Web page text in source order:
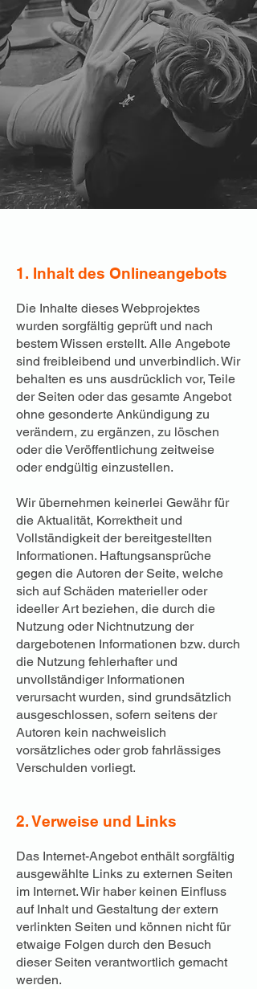
1. Inhalt des Onlineangebots
Die Inhalte dieses Webprojektes
wurden sorgfältig geprüft und nach
bestem Wissen erstellt. Alle Angebote
sind freibleibend und unverbindlich. Wir
behalten es uns ausdrücklich vor, Teile
der Seiten oder das gesamte Angebot
ohne gesonderte Ankündigung zu
verändern, zu ergänzen, zu löschen
oder die Veröffentlichung zeitweise
oder endgültig einzustellen.
Wir übernehmen keinerlei Gewähr für
die Aktualität, Korrektheit und
Vollständigkeit der bereitgestellten
Informationen. Haftungsansprüche
gegen die Autoren der Seite, welche
sich auf Schäden materieller oder
ideeller Art beziehen, die durch die
Nutzung oder Nichtnutzung der
dargebotenen Informationen bzw. durch
die Nutzung fehlerhafter und
unvollständiger Informationen
verursacht wurden, sind grundsätzlich
ausgeschlossen, sofern seitens der
Autoren kein nachweislich
vorsätzliches oder grob fahrlässiges
Verschulden vorliegt.
2. Verweise und Links
​Das Internet-Angebot enthält sorgfältig
ausgewählte Links zu externen Seiten
im Internet. Wir haber keinen Einfluss
auf Inhalt und Gestaltung der extern
verlinkten Seiten und können nicht für
etwaige Folgen durch den Besuch
dieser Seiten verantwortlich gemacht
werden.